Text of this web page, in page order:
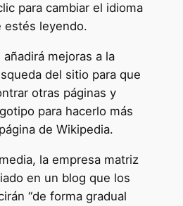
para cambiar el idioma
estés leyendo.
mejoras a la
del sitio para que
otras páginas y
para hacerlo más
de Wikipedia.
la empresa matriz
en un blog que los
“de forma gradual